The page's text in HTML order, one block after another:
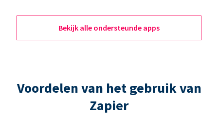
Bekijk alle ondersteunde apps
Voordelen van het gebruik van
Zapier